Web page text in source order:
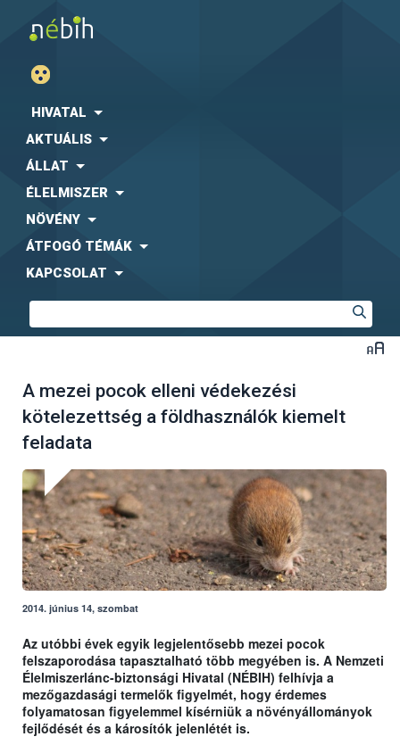
HIVATAL
AKTUÁLIS
ÁLLAT
ÉLELMISZER
NÖVÉNY
ÁTFOGÓ TÉMÁK
KAPCSOLAT
A mezei pocok elleni védekezési
kötelezettség a földhasználók kiemelt
feladata
2014. június 14, szombat
Az utóbbi évek egyik legjelentősebb mezei pocok
felszaporodása tapasztalható több megyében is. A Nemzeti
Élelmiszerlánc-biztonsági Hivatal (NÉBIH) felhívja a
mezőgazdasági termelők figyelmét, hogy érdemes
folyamatosan figyelemmel kísérniük a növényállományok
fejlődését és a károsítók jelenlétét is.